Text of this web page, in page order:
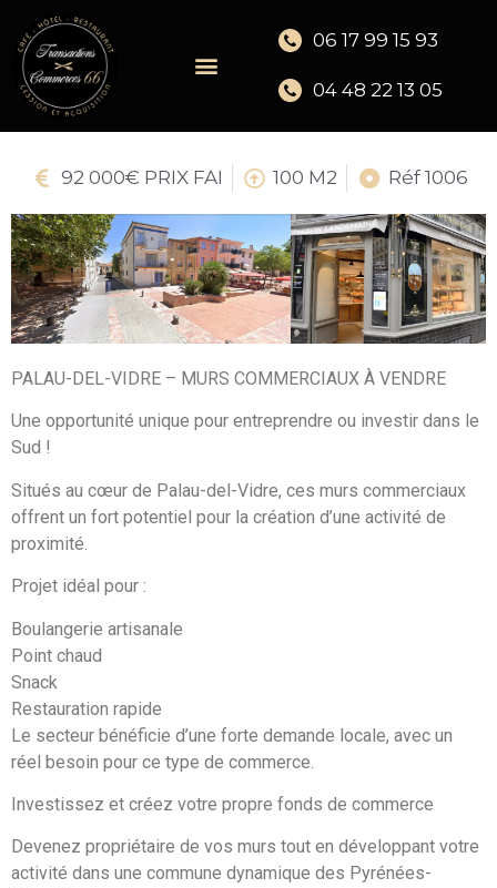
06 17 99 15 93
04 48 22 13 05
92 000€ PRIX FAI 100 M2 Réf 1006
PALAU-DEL-VIDRE – MURS COMMERCIAUX À VENDRE
Une opportunité unique pour entreprendre ou investir dans le
Sud !
Situés au cœur de Palau-del-Vidre, ces murs commerciaux
offrent un fort potentiel pour la création d’une activité de
proximité.
Projet idéal pour :
Boulangerie artisanale
Point chaud
Snack
Restauration rapide
Le secteur bénéficie d’une forte demande locale, avec un
réel besoin pour ce type de commerce.
Investissez et créez votre propre fonds de commerce
Devenez propriétaire de vos murs tout en développant votre
activité dans une commune dynamique des Pyrénées-